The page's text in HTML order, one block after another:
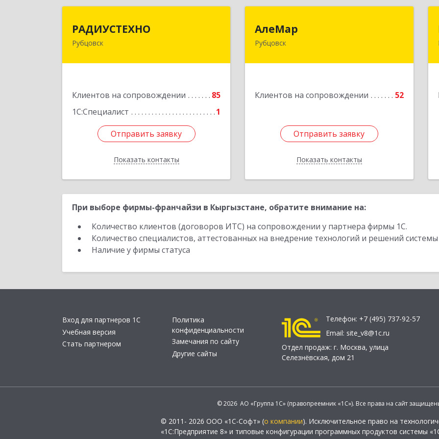
РАДИУСТЕХНО
Рубцовск
Клиентов на сопровождении
85
1С:Специалист
1
Отправить заявку
Показать контакты
658225, Алтайский край, Рубцовск г,
Отправить заявку
Назад
АлеМар
Рубцовск
Клиентов на сопровождении 52
Отправить заявку
Показать контакты
658210, Алтайский край, Рубцовск г,
Отправить заявку
Назад
При выборе фирмы-франчайзи в Кыргызстане, обратите внимание на:
Количество клиентов (договоров ИТС) на сопровождении у партнера фирмы 1С.
Количество специалистов, аттестованных на внедрение технологий и решений
Наличие у фирмы статуса
Вход для партнеров 1С
Учебная версия
Стать партнером
Политика
конфиденциальности
Замечания по сайту
Другие сайты
Телефон: +7 (495) 737-92-57
Email: site_v8@1c.ru
Отдел продаж: г. Москва, улица
Селезнёвская, дом 21
© 2026 АО «Группа 1С» (правопреемник «1С»). Все права на сайт
© 2011- 2026 ООО «1С-Софт» (о компании). Исключительное право на
«1С:Предприятие 8» и типовые конфигурации программных продуктов системы